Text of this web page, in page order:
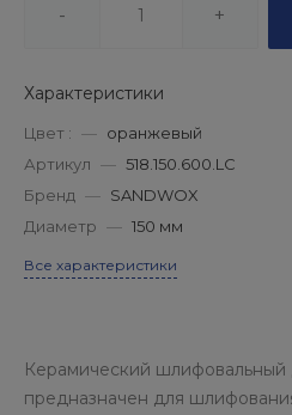
- +
Характеристики
Цвет : — оранжевый
Артикул — 518.150.600.LC
Бренд — SANDWOX
Диаметр — 150 мм
Все характеристики
Керамический шлифовальный
предназначен для